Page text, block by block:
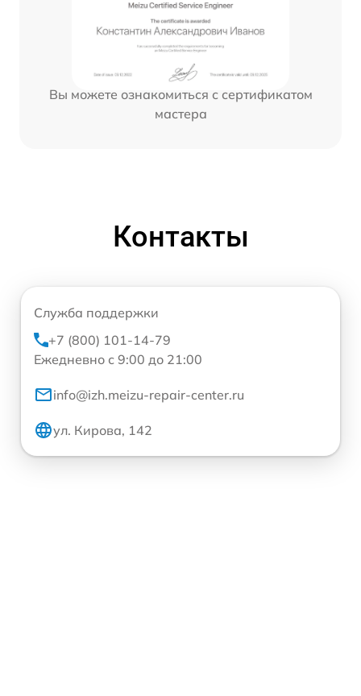
Вы можете ознакомиться с сертификатом
мастера
Контакты
Служба поддержки
+7 (800) 101-14-79
Ежедневно с 9:00 до 21:00
info@izh.meizu-repair-center.ru
ул. Кирова, 142